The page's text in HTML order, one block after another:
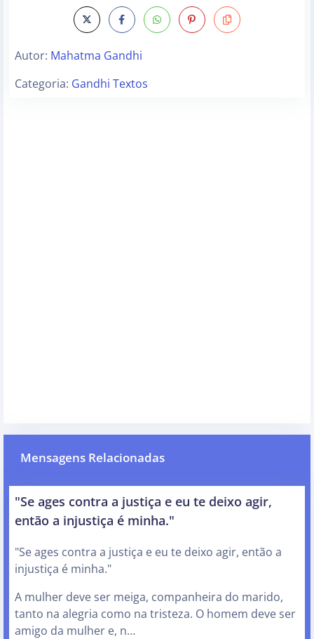
Autor: Mahatma Gandhi
Categoria: Gandhi Textos
Mensagens Relacionadas
"Se ages contra a justiça e eu te deixo agir,
então a injustiça é minha."
"Se ages contra a justiça e eu te deixo agir, então a
injustiça é minha."
A mulher deve ser meiga, companheira do marido,
tanto na alegria como na tristeza. O homem deve ser
amigo da mulher e, n…